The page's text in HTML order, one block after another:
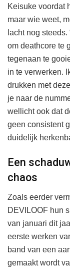
Keisuke voordat
maar wie weet,
lacht nog
om deathcore te
tegenaan te
in te verwerken.
drukken met
je naar de
wellicht ook dat
geen consistent
duidelijk
Een
chaos
Zoals eerder
DEVILOOF hun
van januari dit
eerste werken
band van een
gemaakt wordt